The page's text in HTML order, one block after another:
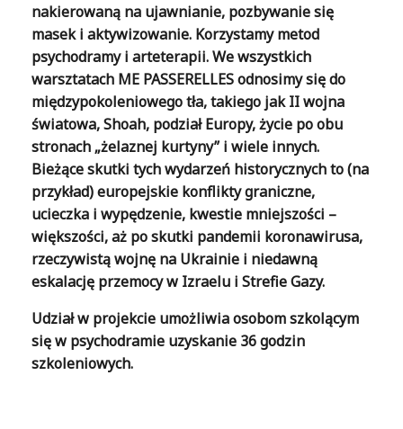
nakierowaną na ujawnianie, pozbywanie się
masek i aktywizowanie. Korzystamy metod
psychodramy i arteterapii. We wszystkich
warsztatach ME PASSERELLES odnosimy się do
międzypokoleniowego tła, takiego jak II wojna
światowa, Shoah, podział Europy, życie po obu
stronach „żelaznej kurtyny” i wiele innych.
Bieżące skutki tych wydarzeń historycznych to (na
przykład) europejskie konflikty graniczne,
ucieczka i wypędzenie, kwestie mniejszości –
większości, aż po skutki pandemii koronawirusa,
rzeczywistą wojnę na Ukrainie i niedawną
eskalację przemocy w Izraelu i Strefie Gazy.
Udział w projekcie umożliwia osobom szkolącym
się w psychodramie uzyskanie 36 godzin
szkoleniowych.